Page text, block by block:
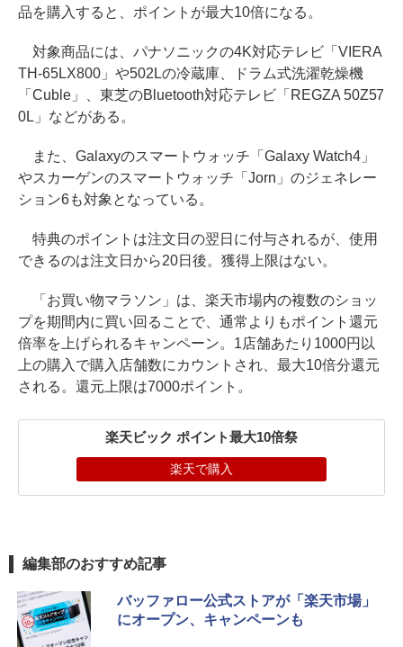
品を購入すると、ポイントが最大10倍になる。
対象商品には、パナソニックの4K対応テレビ「VIERA
TH-65LX800」や502Lの冷蔵庫、ドラム式洗濯乾燥機
「Cuble」、東芝のBluetooth対応テレビ「REGZA 50Z57
0L」などがある。
また、Galaxyのスマートウォッチ「Galaxy Watch4」
やスカーゲンのスマートウォッチ「Jorn」のジェネレー
ション6も対象となっている。
特典のポイントは注文日の翌日に付与されるが、使用
できるのは注文日から20日後。獲得上限はない。
「お買い物マラソン」は、楽天市場内の複数のショッ
プを期間内に買い回ることで、通常よりもポイント還元
倍率を上げられるキャンペーン。1店舗あたり1000円以
上の購入で購入店舗数にカウントされ、最大10倍分還元
される。還元上限は7000ポイント。
楽天ビック ポイント最大10倍祭
楽天で購入
編集部のおすすめ記事
バッファロー公式ストアが「楽天市場」
にオープン、キャンペーンも